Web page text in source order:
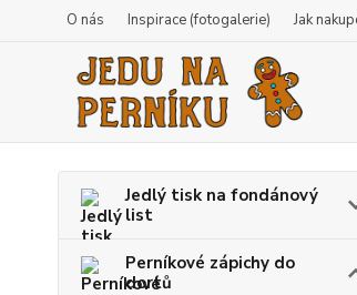
O nás Inspirace (fotogalerie) Jak
Jedlý tisk na fondánový
list
Perníkové zápichy do
dortů